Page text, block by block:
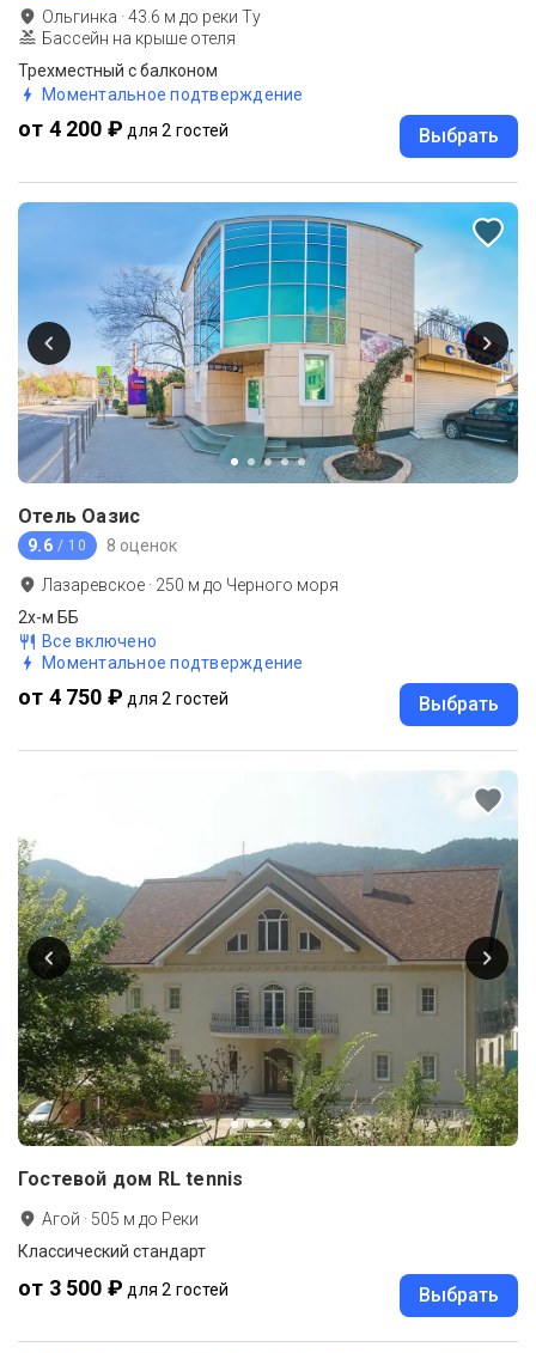
Ольгинка ·43.6 м до реки Ту
Бассейн на крыше отеля
Трехместный с балконом
Моментальное подтверждение
от 4 200 ₽ для 2 гостей Выбрать
Отель Оазис
9.6 / 10 8 оценок
Лазаревское · 250 м до Черного моря
2х-м ББ
Все включено
Моментальное подтверждение
от 4 750 ₽ для 2 гостей Выбрать
Гостевой дом RL tennis
Агой · 505 м до Реки
Классический стандарт
от 3 500 ₽ для 2 гостей Выбрать